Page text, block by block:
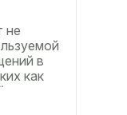
не
в
как